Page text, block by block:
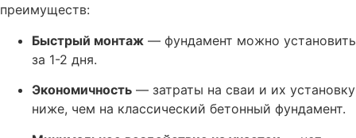
преимуществ:
Быстрый монтаж — фундамент можно установить
за 1-2 дня.
Экономичность — затраты на сваи и их установку
ниже, чем на классический бетонный фундамент.